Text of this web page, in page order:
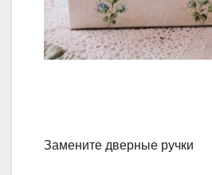
Замените дверные ручки